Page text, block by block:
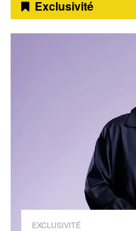
Exclusivité
EXCLUSIVITÉ